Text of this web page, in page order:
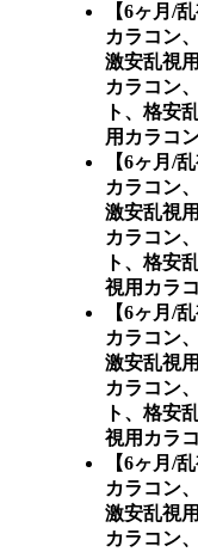
【6ヶ月/
カラコン
激安乱視
カラコン
ト、格安
用カラコ
【6ヶ月/
カラコン
激安乱視
カラコン
ト、格安
視用カラ
【6ヶ月/
カラコン
激安乱視
カラコン
ト、格安
視用カラ
【6ヶ月/
カラコン
激安乱視
カラコン